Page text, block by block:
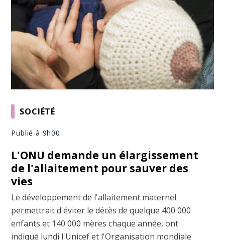
SOCIÉTÉ
Publié à 9h00
L'ONU demande un élargissement
de l'allaitement pour sauver des
vies
Le développement de l'allaitement maternel
permettrait d'éviter le décès de quelque 400 000
enfants et 140 000 mères chaque année, ont
indiqué lundi l'Unicef et l'Organisation mondiale